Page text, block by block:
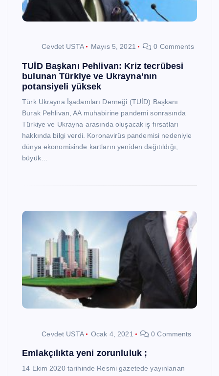
Cevdet USTA Mayıs 5, 2021 0 Comments
TUİD Başkanı Pehlivan: Kriz tecrübesi
bulunan Türkiye ve Ukrayna’nın
potansiyeli yüksek
Türk Ukrayna İşadamları Derneği (TUİD) Başkanı
Burak Pehlivan, AA muhabirine pandemi sonrasında
Türkiye ve Ukrayna arasında oluşacak iş fırsatları
hakkında bilgi verdi. Koronavirüs pandemisi nedeniyle
dünya ekonomisinde kartların yeniden dağıtıldığı,
büyük…
Cevdet USTA Ocak 4, 2021 0 Comments
Emlakçılıkta yeni zorunluluk ;
14 Ekim 2020 tarihinde Resmi gazetede yayınlanan